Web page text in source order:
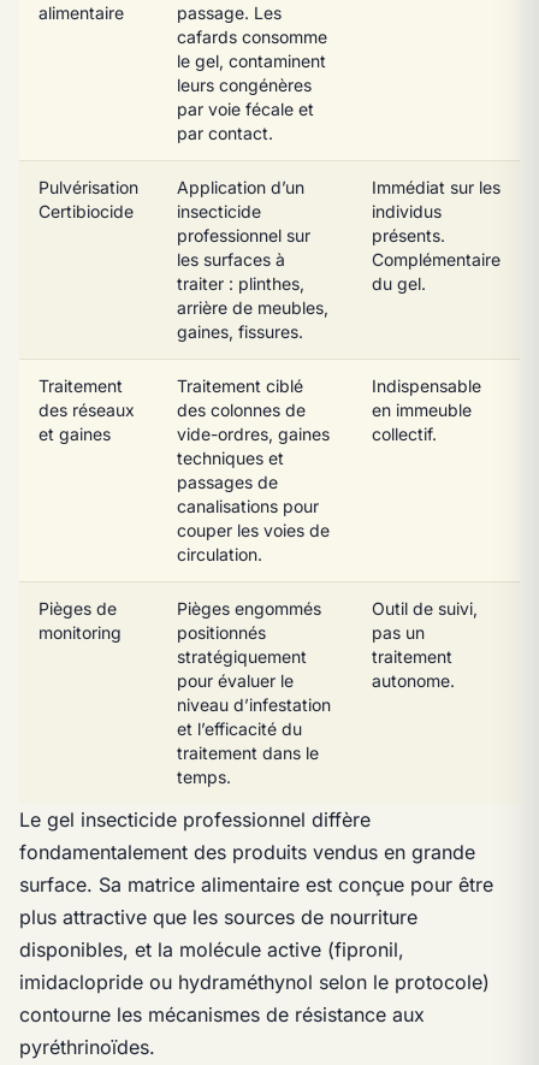
alimentaire
passage. Les
cafards consomme
le gel, contaminent
leurs congénères
par voie fécale et
par contact.
Pulvérisation
Certibiocide
Application d’un
insecticide
professionnel sur
les surfaces à
traiter : plinthes,
arrière de meubles,
gaines, fissures.
Immédiat sur les
individus
présents.
Complémentaire
du gel.
Traitement
des réseaux
et gaines
Traitement ciblé
des colonnes de
vide-ordres, gaines
techniques et
passages de
canalisations pour
couper les voies de
circulation.
Indispensable
en immeuble
collectif.
Pièges de
monitoring
Pièges engommés
positionnés
stratégiquement
pour évaluer le
niveau d’infestation
et l’efficacité du
traitement dans le
temps.
Outil de suivi,
pas un
traitement
autonome.
Le gel insecticide professionnel diffère
fondamentalement des produits vendus en grande
surface. Sa matrice alimentaire est conçue pour être
plus attractive que les sources de nourriture
disponibles, et la molécule active (fipronil,
imidaclopride ou hydraméthynol selon le protocole)
contourne les mécanismes de résistance aux
pyréthrinoïdes.